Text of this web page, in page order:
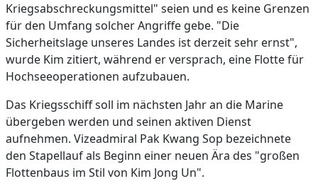
Kriegsabschreckungsmittel" seien und es keine Grenzen
für den Umfang solcher Angriffe gebe. "Die
Sicherheitslage unseres Landes ist derzeit sehr ernst",
wurde Kim zitiert, während er versprach, eine Flotte für
Hochseeoperationen aufzubauen.
Das Kriegsschiff soll im nächsten Jahr an die Marine
übergeben werden und seinen aktiven Dienst
aufnehmen. Vizeadmiral Pak Kwang Sop bezeichnete
den Stapellauf als Beginn einer neuen Ära des "großen
Flottenbaus im Stil von Kim Jong Un".